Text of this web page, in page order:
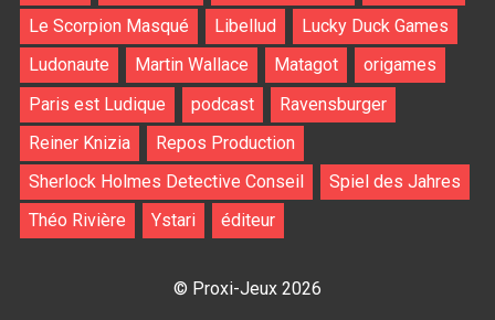
Le Scorpion Masqué
Libellud
Lucky Duck Games
Ludonaute
Martin Wallace Matagot
origames
Paris est Ludique
podcast
Ravensburger
Reiner Knizia
Repos Production
Sherlock Holmes Detective Conseil
Spiel des Jahres
Théo Rivière
Ystari éditeur
© Proxi-Jeux 2026